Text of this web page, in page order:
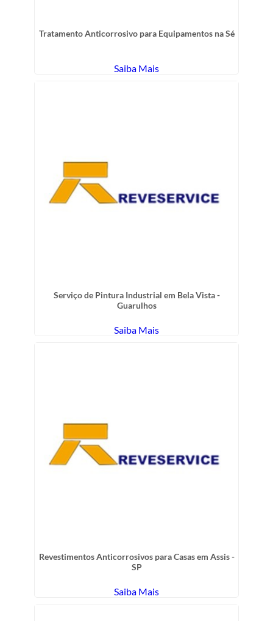
Tratamento Anticorrosivo para Equipamentos na Sé
Saiba Mais
Serviço de Pintura Industrial em Bela Vista -
Guarulhos
Saiba Mais
Revestimentos Anticorrosivos para Casas em Assis -
SP
Saiba Mais